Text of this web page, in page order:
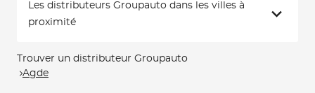
Les distributeurs Groupauto dans les villes à
proximité
Trouver un distributeur Groupauto
Agde